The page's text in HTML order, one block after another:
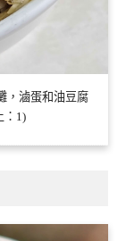
，滷蛋和油豆腐
：1)